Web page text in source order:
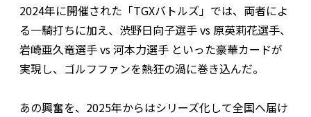
2024年に開催された「TGXバトルズ」では、両者によ
る一騎打ちに加え、渋野日向子選手 vs 原英莉花選手、
岩崎亜久竜選手 vs 河本力選手 といった豪華カードが
実現し、ゴルフファンを熱狂の渦に巻き込んだ。
あの興奮を、2025年からはシリーズ化して全国へ届け